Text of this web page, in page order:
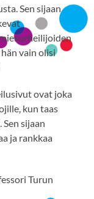
Sen sijaan
vain olisi
ovat joka
kun taas
sijaan
ja rankkaa
Turun